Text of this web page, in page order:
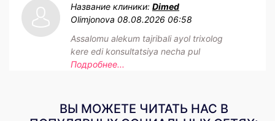
Название клиники: Dimed
Olimjonova 08.08.2026 06:58
Assalomu alekum tajribali ayol trixolog
kere edi konsultatsiya necha pul
Подробнее...
ВЫ МОЖЕТЕ ЧИТАТЬ НАС В